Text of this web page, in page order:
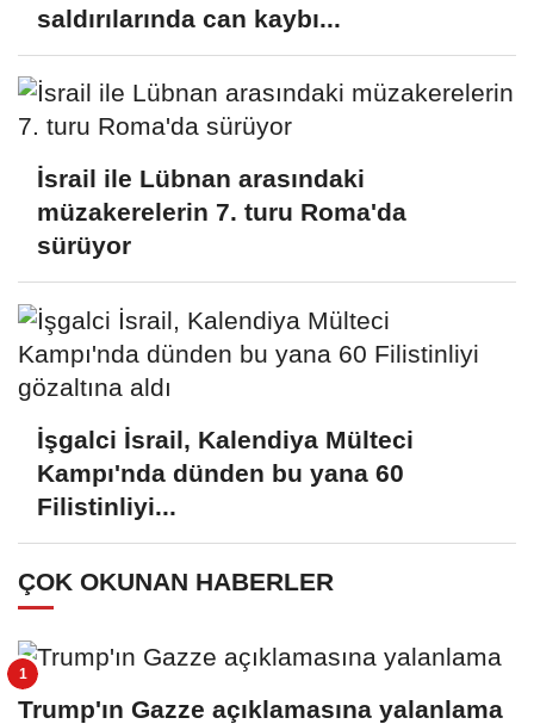
saldırılarında can kaybı...
İsrail ile Lübnan arasındaki
müzakerelerin 7. turu Roma'da
sürüyor
İşgalci İsrail, Kalendiya Mülteci
Kampı'nda dünden bu yana 60
Filistinliyi...
ÇOK OKUNAN HABERLER
Trump'ın Gazze açıklamasına yalanlama